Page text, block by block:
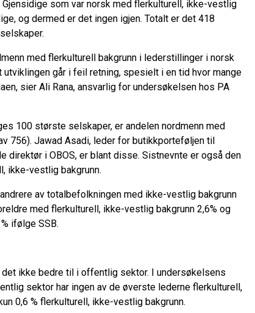
som var norsk med flerkulturell, ikke-vestlig
og dermed er det ingen igjen. Totalt er det 418
med flerkulturell bakgrunn i lederstillinger i norsk
går i feil retning, spesielt i en tid hvor mange
sier Ali Rana, ansvarlig for undersøkelsen hos PA
100 største selskaper, er andelen nordmenn med
756). Jawad Asadi, leder for butikkporteføljen til
direktør i OBOS, er blant disse. Sistnevnte er også den
ikke-vestlig bakgrunn.
av totalbefolkningen med ikke-vestlig bakgrunn
med flerkulturell, ikke-vestlig bakgrunn 2,6% og
ifølge SSB.
ikke bedre til i offentlig sektor. I undersøkelsens
sektor har ingen av de øverste lederne flerkulturell,
0,6 % flerkulturell, ikke-vestlig bakgrunn.